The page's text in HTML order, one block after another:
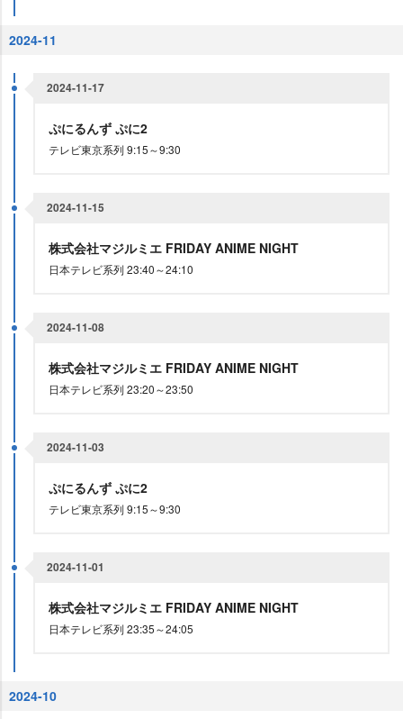
2024-11
2024-11-17
ぷにるんず ぷに2
テレビ東京系列 9:15～9:30
2024-11-15
株式会社マジルミエ FRIDAY ANIME NIGHT
日本テレビ系列 23:40～24:10
2024-11-08
株式会社マジルミエ FRIDAY ANIME NIGHT
日本テレビ系列 23:20～23:50
2024-11-03
ぷにるんず ぷに2
テレビ東京系列 9:15～9:30
2024-11-01
株式会社マジルミエ FRIDAY ANIME NIGHT
日本テレビ系列 23:35～24:05
2024-10